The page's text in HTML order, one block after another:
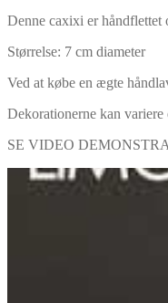
Denne caxixi er håndflettet
Størrelse: 7 cm diameter
Ved at købe en ægte
Dekorationerne kan variere
SE VIDEO